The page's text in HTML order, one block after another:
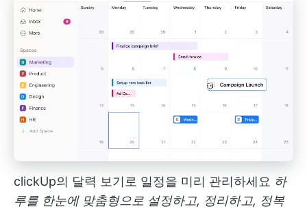
clickUp의 달력 보기로 일정을 미리 관리하세요 하
루를 한눈에 맞춤형으로 설정하고, 정리하고, 정복